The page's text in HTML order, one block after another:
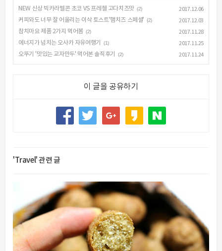
NEW 신상 빅카라멜콘 초코 VS 프레첼 고다치즈맛 (2)
2017.12.06
커피와도 너무 잘 어울리는 이삭 토스트'햄치즈 스페셜' (2)
2017.12.03
참치마요 제품 2가지 먹어봄 (2)
2017.11.28
에너지가 넘치는 오사카 자유여행기
(1)
2017.11.25
오뚜기 '맛있는 교자만두' 먹어본 솔직후기
(2) 2017.11.24
이 글을 공유하기
'Travel' 관련 글